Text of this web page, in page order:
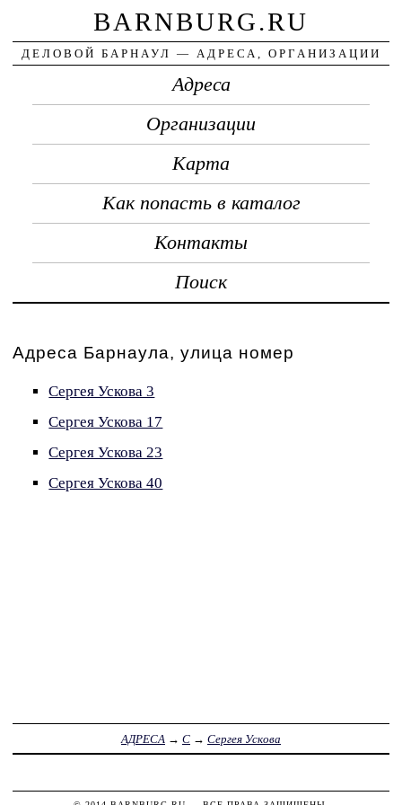
BARNBURG.RU
ДЕЛОВОЙ БАРНАУЛ — АДРЕСА, ОРГАНИЗАЦИИ
Адреса
Организации
Карта
Как попасть в каталог
Контакты
Поиск
Адреса Барнаула, улица номер
Сергея Ускова 3
Сергея Ускова 17
Сергея Ускова 23
Сергея Ускова 40
АДРЕСА → С → Сергея Ускова